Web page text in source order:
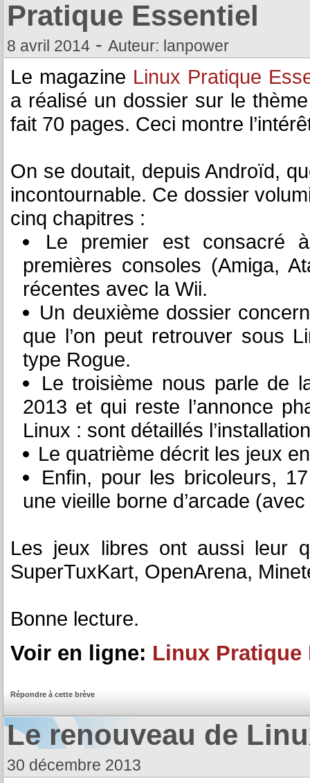
Pratique Essentiel
8 avril 2014 - Auteur: lanpower
Le magazine Linux Pratique
a réalisé un dossier sur le
fait 70 pages. Ceci montre
On se doutait, depuis Androïd,
incontournable. Ce dossier
cinq chapitres :
Le premier est consacré
premières consoles (Amiga,
récentes avec la Wii.
Un deuxième dossier
que l’on peut retrouver sous
type Rogue.
Le troisième nous parle de
2013 et qui reste l’annonce
Linux : sont détaillés
Le quatrième décrit les jeux
Enfin, pour les bricoleurs,
une vieille borne d’arcade
Les jeux libres ont aussi leur
SuperTuxKart, OpenArena,
Bonne lecture.
Voir en ligne: Linux Pratique
Répondre à cette brève
Le renouveau de
30 décembre 2013